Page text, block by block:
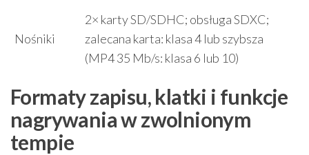
Nośniki
2× karty SD/SDHC; obsługa SDXC;
zalecana karta: klasa 4 lub szybsza
(MP4 35 Mb/s: klasa 6 lub 10)
Formaty zapisu, klatki i funkcje
nagrywania w zwolnionym
tempie